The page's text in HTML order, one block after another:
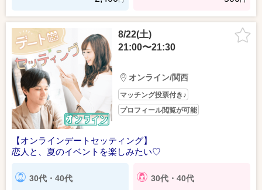
8/22(土)
21:00〜21:30
オンライン/関西
マッチング投票付き♪
プロフィール閲覧が可能
【オンラインデートセッティング】
恋人と、夏のイベントを楽しみたい♡
30代・40代 30代・40代